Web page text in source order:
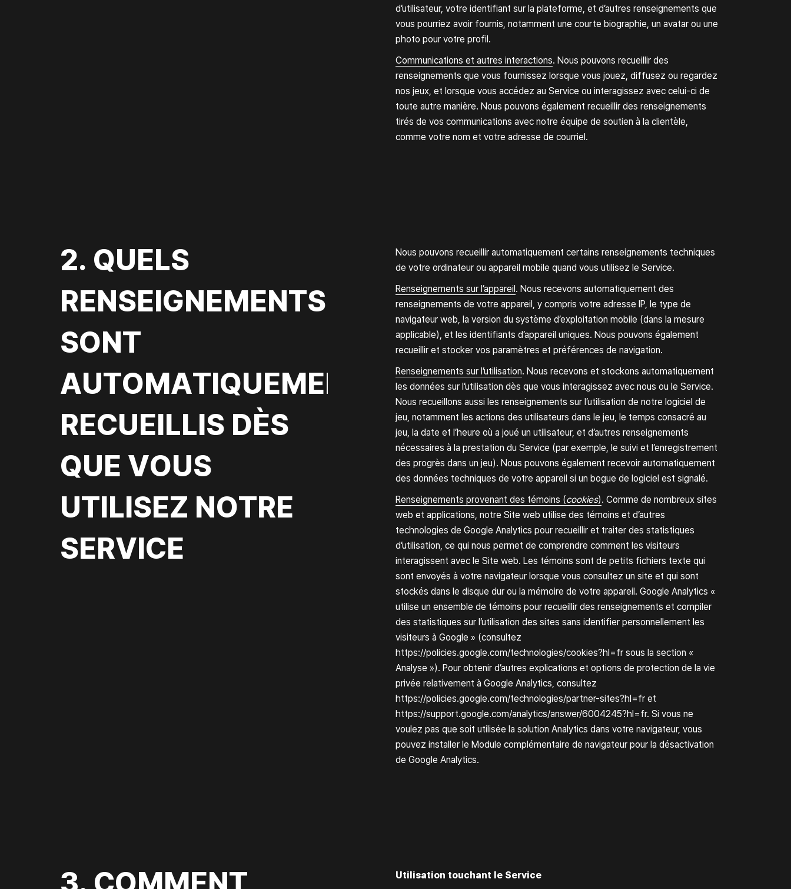
À propos
Politique du
studio
Journal
Carrières
Politique EDI
d’utilisateur, votre identifiant sur la plateforme, et d’autres renseignements que
vous pourriez avoir fournis, notamment une courte biographie, un avatar ou une
photo pour votre profil.
Communications et autres interactions. Nous pouvons recueillir des
renseignements que vous fournissez lorsque vous jouez, diffusez ou regardez
nos jeux, et lorsque vous accédez au Service ou interagissez avec celui-ci de
toute autre manière. Nous pouvons également recueillir des renseignements
tirés de vos communications avec notre équipe de soutien à la clientèle,
comme votre nom et votre adresse de courriel.
2. QUELS
RENSEIGNEMENTS
SONT
AUTOMATIQUEMENT
RECUEILLIS DÈS
QUE VOUS
UTILISEZ NOTRE
SERVICE
Nous pouvons recueillir automatiquement certains renseignements techniques
de votre ordinateur ou appareil mobile quand vous utilisez le Service.
Renseignements sur l’appareil. Nous recevons automatiquement des
renseignements de votre appareil, y compris votre adresse IP, le type de
navigateur web, la version du système d’exploitation mobile (dans la mesure
applicable), et les identifiants d’appareil uniques. Nous pouvons également
recueillir et stocker vos paramètres et préférences de navigation.
Renseignements sur l’utilisation. Nous recevons et stockons automatiquement
les données sur l’utilisation dès que vous interagissez avec nous ou le Service.
Nous recueillons aussi les renseignements sur l’utilisation de notre logiciel de
jeu, notamment les actions des utilisateurs dans le jeu, le temps consacré au
jeu, la date et l’heure où a joué un utilisateur, et d’autres renseignements
nécessaires à la prestation du Service (par exemple, le suivi et l’enregistrement
des progrès dans un jeu). Nous pouvons également recevoir automatiquement
des données techniques de votre appareil si un bogue de logiciel est signalé.
Renseignements provenant des témoins (cookies). Comme de nombreux sites
web et applications, notre Site web utilise des témoins et d’autres
technologies de Google Analytics pour recueillir et traiter des statistiques
d’utilisation, ce qui nous permet de comprendre comment les visiteurs
interagissent avec le Site web. Les témoins sont de petits fichiers texte qui
sont envoyés à votre navigateur lorsque vous consultez un site et qui sont
stockés dans le disque dur ou la mémoire de votre appareil. Google Analytics «
utilise un ensemble de témoins pour recueillir des renseignements et compiler
des statistiques sur l’utilisation des sites sans identifier personnellement les
visiteurs à Google » (consultez
https://policies.google.com/technologies/cookies?hl=frsous la section «
Analyse »). Pour obtenir d’autres explications et options de protection de la vie
privée relativement à Google Analytics, consultez
https://policies.google.com/technologies/partner-sites?hl=fret
https://support.google.com/analytics/answer/6004245?hl=fr. Si vous ne
voulez pas que soit utilisée la solution Analytics dans votre navigateur, vous
pouvez installer le Module complémentaire de navigateur pour la désactivation
de Google Analytics.
Utilisation touchant le Service